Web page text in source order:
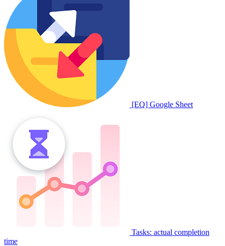
[EQ] Google Sheet
Tasks: actual completion
time